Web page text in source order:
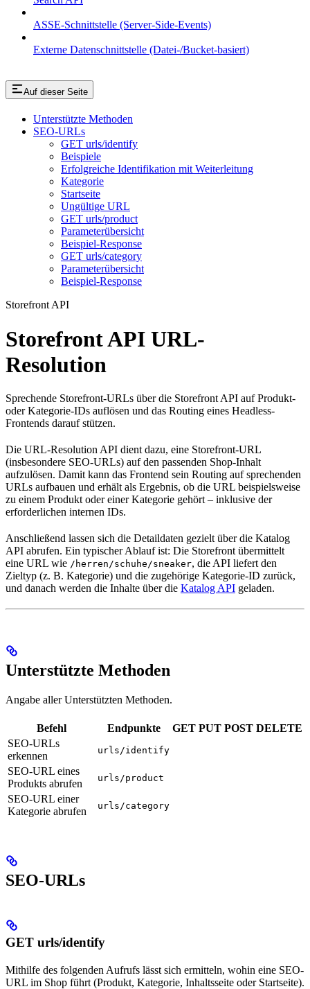
ASSE-Schnittstelle (Server-Side-Events)
Externe Datenschnittstelle (Datei-/Bucket-basiert)
Auf dieser Seite
Unterstützte Methoden
SEO-URLs
GET urls/identify
Beispiele
Erfolgreiche Identifikation mit Weiterleitung
Kategorie
Startseite
Ungültige URL
GET urls/product
Parameterübersicht
Beispiel-Response
GET urls/category
Parameterübersicht
Beispiel-Response
Storefront API
Storefront API URL-
Resolution
Sprechende Storefront-URLs über die Storefront API auf Produkt-
oder Kategorie-IDs auflösen und das Routing eines Headless-
Frontends darauf stützen.
Die URL-Resolution API dient dazu, eine Storefront-URL
(insbesondere SEO-URLs) auf den passenden Shop-Inhalt
aufzulösen. Damit kann das Frontend sein Routing auf sprechenden
URLs aufbauen und erhält als Ergebnis, ob die URL beispielsweise
zu einem Produkt oder einer Kategorie gehört – inklusive der
erforderlichen internen IDs.
Anschließend lassen sich die Detaildaten gezielt über die Katalog
API abrufen. Ein typischer Ablauf ist: Die Storefront übermittelt
eine URL wie /herren/schuhe/sneaker, die API liefert den
Zieltyp (z. B. Kategorie) und die zugehörige Kategorie-ID zurück,
und danach werden die Inhalte über die Katalog API geladen.
Unterstützte Methoden
Angabe aller Unterstützten Methoden.
Befehl Endpunkte GET PUT POST DELETE
SEO-URLs
erkennen
urls/identify
SEO-URL eines
Produkts abrufen
urls/product
SEO-URL einer
Kategorie abrufen
urls/category
SEO-URLs
GET urls/identify
Mithilfe des folgenden Aufrufs lässt sich ermitteln, wohin eine SEO-
URL im Shop führt (Produkt, Kategorie, Inhaltsseite oder Startseite).